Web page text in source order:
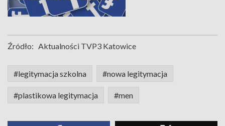
Źródło: Aktualności TVP3 Katowice
#legitymacja szkolna #nowa legitymacja
#plastikowa legitymacja #men